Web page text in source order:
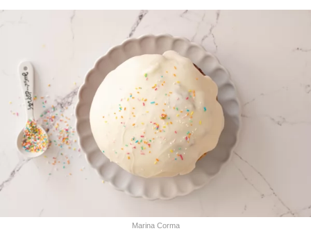
Marina Corma